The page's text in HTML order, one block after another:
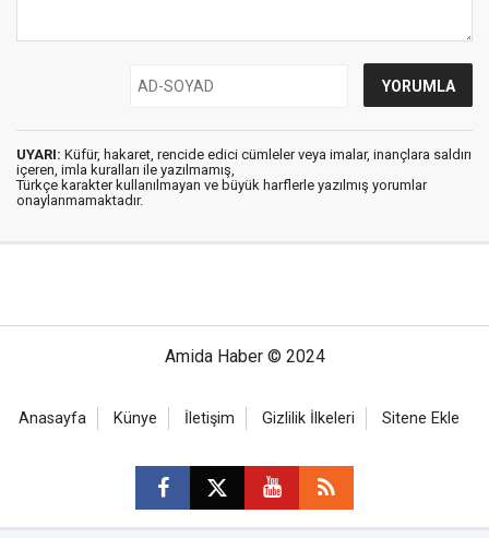
UYARI: Küfür, hakaret, rencide edici cümleler veya imalar, inançlara saldırı
içeren, imla kuralları ile yazılmamış,
Türkçe karakter kullanılmayan ve büyük harflerle yazılmış yorumlar
onaylanmamaktadır.
Amida Haber © 2024
Anasayfa Künye İletişim Gizlilik İlkeleri Sitene Ekle